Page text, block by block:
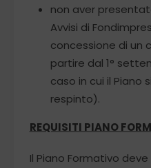
non aver
Avvisi di
concessione di un
partire dal 1°
caso in cui il Piano
respinto).
REQUISITI PIANO
Il Piano Formativo